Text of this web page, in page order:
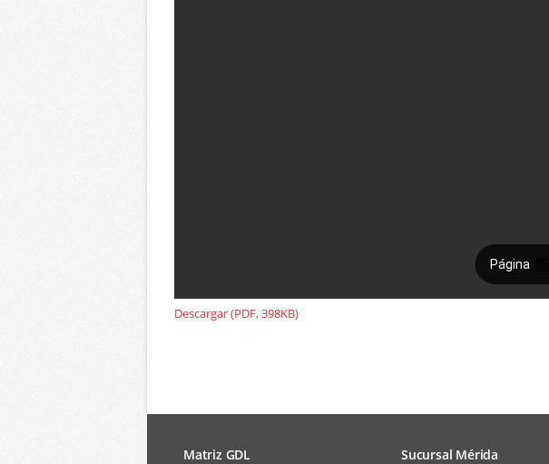
Descargar (PDF, 398KB)
Matriz GDL Sucursal Mérida